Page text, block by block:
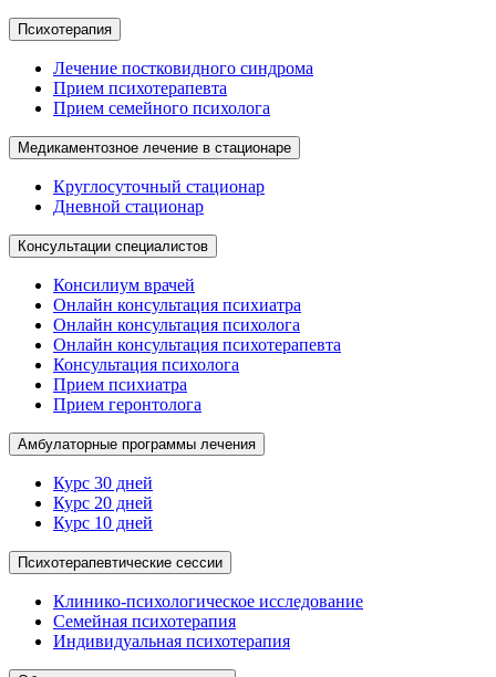
Психотерапия
Лечение постковидного синдрома
Прием психотерапевта
Прием семейного психолога
Медикаментозное лечение в стационаре
Круглосуточный стационар
Дневной стационар
Консультации специалистов
Консилиум врачей
Онлайн консультация психиатра
Онлайн консультация психолога
Онлайн консультация психотерапевта
Консультация психолога
Прием психиатра
Прием геронтолога
Амбулаторные программы лечения
Курс 30 дней
Курс 20 дней
Курс 10 дней
Психотерапевтические сессии
Клинико-психологическое исследование
Семейная психотерапия
Индивидуальная психотерапия